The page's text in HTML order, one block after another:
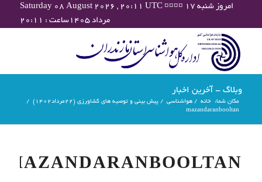
Saturday 08 August 2026 , 20:11 UTC ¤¤¤¤ امروز شنبه ۱۷
مرداد ۱۴۰۵ساعت : ۲۰:۱۱
وبلاگ - آخرین اخبار
مکان شما: خانه / هواشناسی / پیش بینی و توصیه های کشاورزی (22مرداد۱۴۰۲)
/
mazandaranbooltan
MAZANDARANBOOLTAN